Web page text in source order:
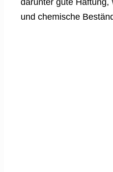
und chemische